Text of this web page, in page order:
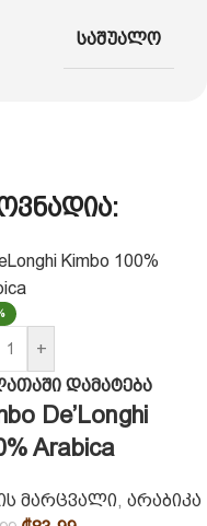
საშუალო
+
დამატება
De’Longhi
Arabica
მარცვალი, არაბიკა